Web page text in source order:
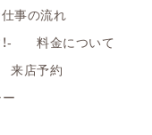
事の流れ
-
料金について
来店予約